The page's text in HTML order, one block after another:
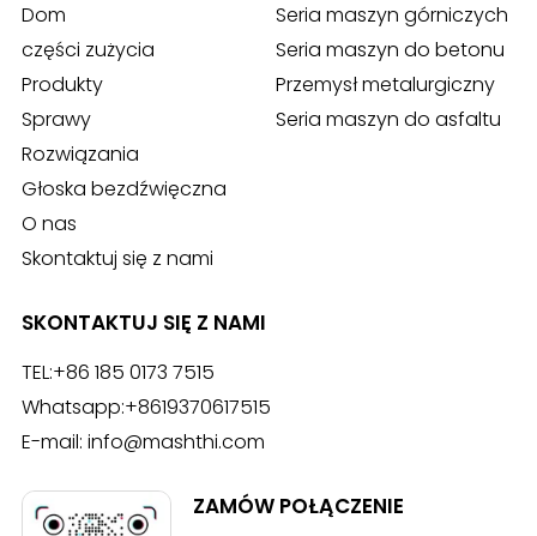
Dom
części zużycia
Produkty
Sprawy
Rozwiązania
Głoska bezdźwięczna
O nas
Skontaktuj się z nami
Seria maszyn górniczych
Seria maszyn do betonu
Przemysł metalurgiczny
Seria maszyn do asfaltu
SKONTAKTUJ SIĘ Z NAMI
TEL:+86 185 0173 7515
Whatsapp:+8619370617515
E-mail: info@mashthi.com
ZAMÓW POŁĄCZENIE